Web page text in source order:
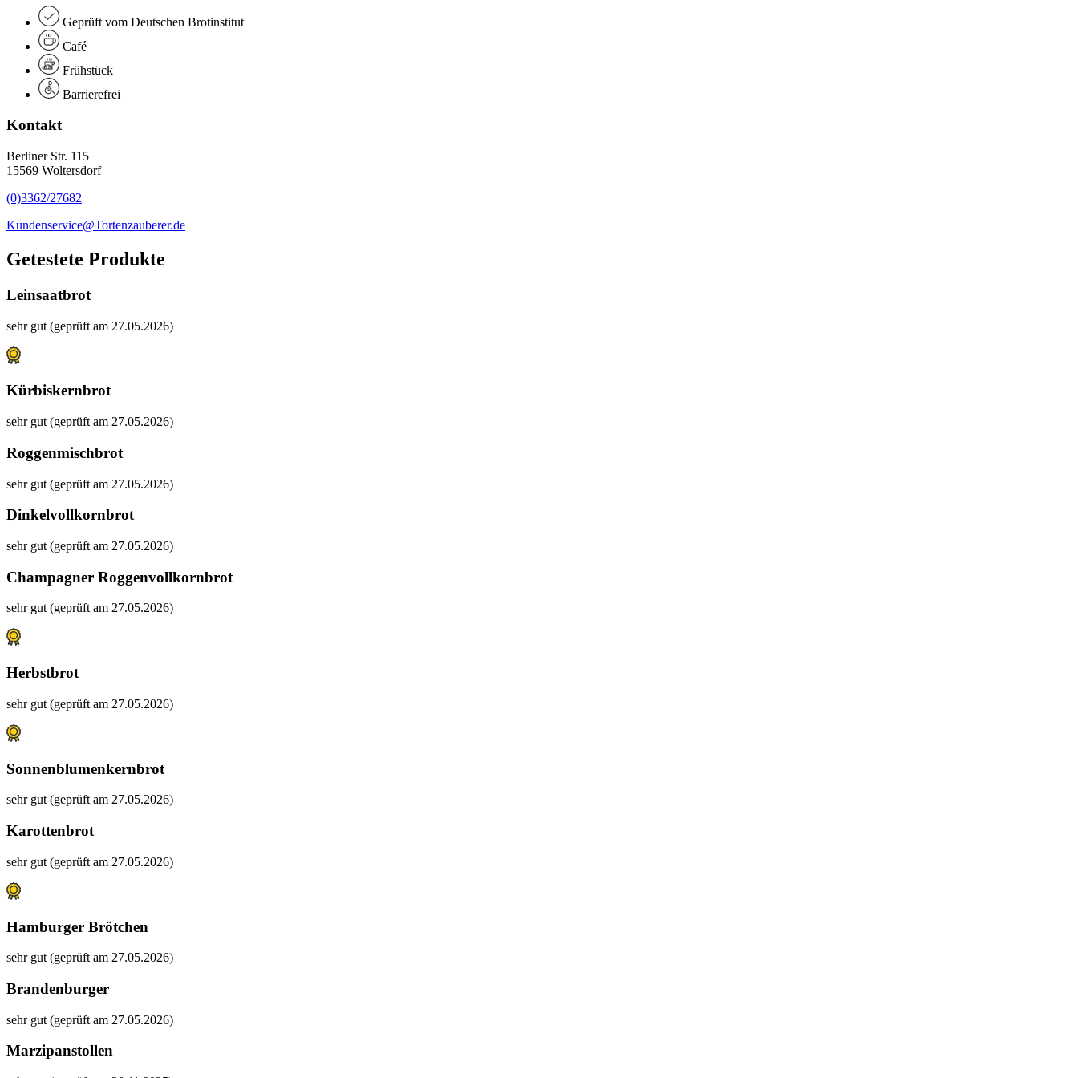
Geprüft vom Deutschen Brotinstitut
Café
Frühstück
Barrierefrei
Kontakt
Berliner Str. 115
15569 Woltersdorf
(0)3362/27682
Kundenservice@Tortenzauberer.de
Getestete Produkte
Leinsaatbrot
sehr gut (geprüft am 27.05.2026)
Kürbiskernbrot
sehr gut (geprüft am 27.05.2026)
Roggenmischbrot
sehr gut (geprüft am 27.05.2026)
Dinkelvollkornbrot
sehr gut (geprüft am 27.05.2026)
Champagner Roggenvollkornbrot
sehr gut (geprüft am 27.05.2026)
Herbstbrot
sehr gut (geprüft am 27.05.2026)
Sonnenblumenkernbrot
sehr gut (geprüft am 27.05.2026)
Karottenbrot
sehr gut (geprüft am 27.05.2026)
Hamburger Brötchen
sehr gut (geprüft am 27.05.2026)
Brandenburger
sehr gut (geprüft am 27.05.2026)
Marzipanstollen